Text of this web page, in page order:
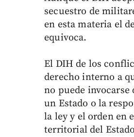
secuestro de
en esta materia el
equivoca.
El DIH de los
derecho interno a
no puede
un Estado o la
la ley y el orden en
territorial del